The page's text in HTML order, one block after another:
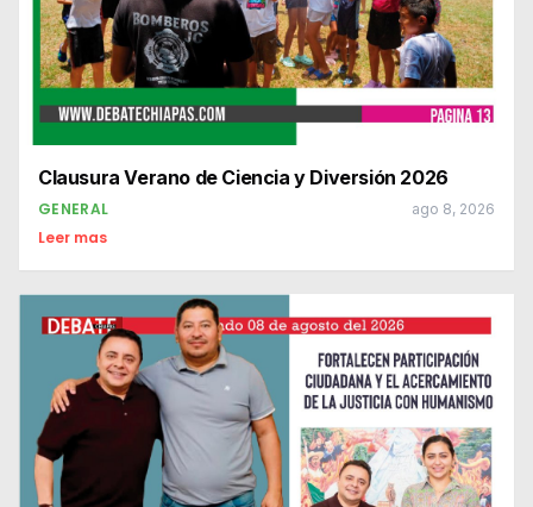
Clausura Verano de Ciencia y Diversión 2026
GENERAL ago 8, 2026
Leer mas